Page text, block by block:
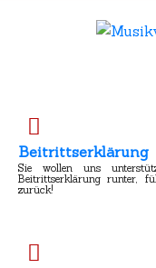
Beitrittserklärung
Sie wollen uns
Beitrittserklärung runter,
zurück!